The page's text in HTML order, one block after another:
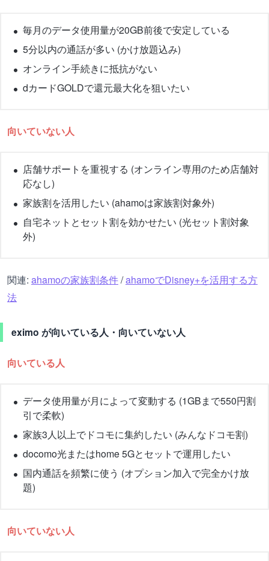
毎月のデータ使用量が20GB前後で安定している
5分以内の通話が多い (かけ放題込み)
オンライン手続きに抵抗がない
dカードGOLDで還元最大化を狙いたい
向いていない人
店舗サポートを重視する (オンライン専用のため店舗対
応なし)
家族割を活用したい (ahamoは家族割対象外)
自宅ネットとセット割を効かせたい (光セット割対象
外)
関連: ahamoの家族割条件/ahamoでDisney+を活用する方
法
eximo が向いている人・向いていない人
向いている人
データ使用量が月によって変動する (1GBまで550円割
引で柔軟)
家族3人以上でドコモに集約したい (みんなドコモ割)
docomo光またはhome 5Gとセットで運用したい
国内通話を頻繁に使う (オプション加入で完全かけ放
題)
向いていない人